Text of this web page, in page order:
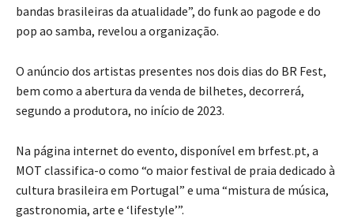
bandas brasileiras da atualidade”, do funk ao pagode e do
pop ao samba, revelou a organização.
O anúncio dos artistas presentes nos dois dias do BR Fest,
bem como a abertura da venda de bilhetes, decorrerá,
segundo a produtora, no início de 2023.
Na página internet do evento, disponível em brfest.pt, a
MOT classifica-o como “o maior festival de praia dedicado à
cultura brasileira em Portugal” e uma “mistura de música,
gastronomia, arte e ‘lifestyle’”.